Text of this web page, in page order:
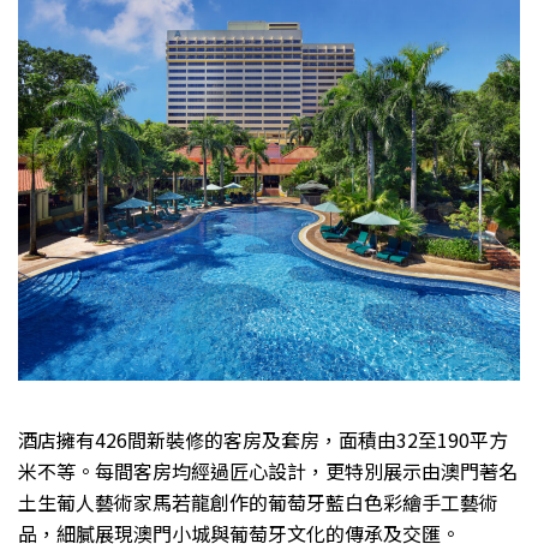
酒店擁有426間新裝修的客房及套房，面積由32至190平方
米不等。每間客房均經過匠心設計，更特別展示由澳門著名
土生葡人藝術家馬若龍創作的葡萄牙藍白色彩繪手工藝術
品，細膩展現澳門小城與葡萄牙文化的傳承及交匯。